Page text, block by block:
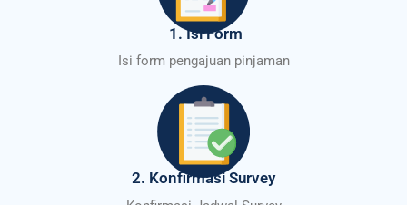
1. Isi Form
Isi form pengajuan pinjaman
2. Konfirmasi Survey